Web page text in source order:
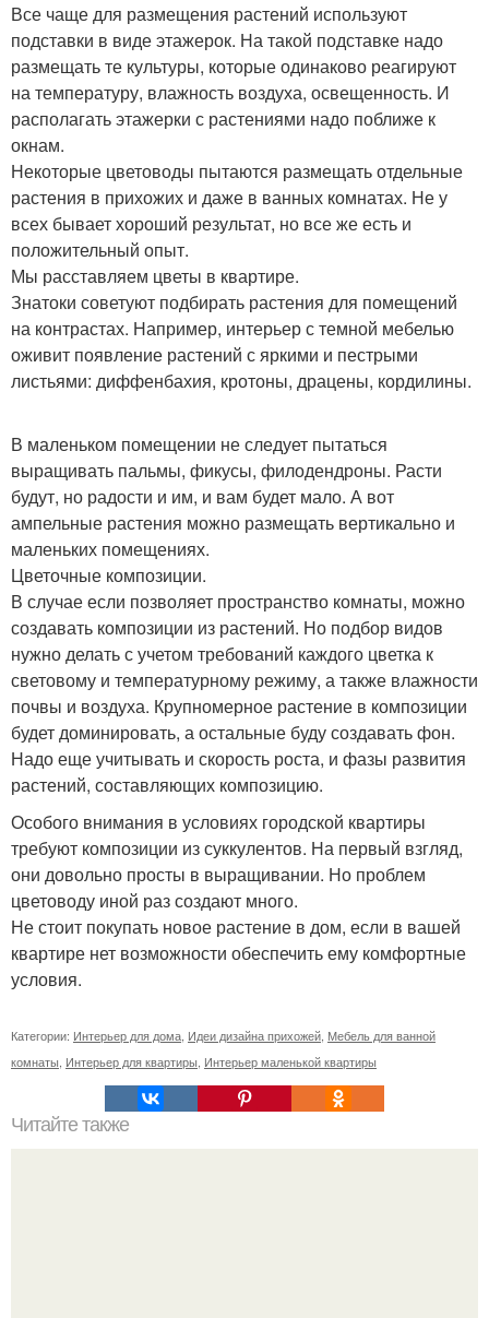
Все чаще для размещения растений используют
подставки в виде этажерок. На такой подставке надо
размещать те культуры, которые одинаково реагируют
на температуру, влажность воздуха, освещенность. И
располагать этажерки с растениями надо поближе к
окнам.
Некоторые цветоводы пытаются размещать отдельные
растения в прихожих и даже в ванных комнатах. Не у
всех бывает хороший результат, но все же есть и
положительный опыт.
Мы расставляем цветы в квартире.
Знатоки советуют подбирать растения для помещений
на контрастах. Например, интерьер с темной мебелью
оживит появление растений с яркими и пестрыми
листьями: диффенбахия, кротоны, драцены, кордилины.
В маленьком помещении не следует пытаться
выращивать пальмы, фикусы, филодендроны. Расти
будут, но радости и им, и вам будет мало. А вот
ампельные растения можно размещать вертикально и
маленьких помещениях.
Цветочные композиции.
В случае если позволяет пространство комнаты, можно
создавать композиции из растений. Но подбор видов
нужно делать с учетом требований каждого цветка к
световому и температурному режиму, а также влажности
почвы и воздуха. Крупномерное растение в композиции
будет доминировать, а остальные буду создавать фон.
Надо еще учитывать и скорость роста, и фазы развития
растений, составляющих композицию.
Особого внимания в условиях городской квартиры
требуют композиции из суккулентов. На первый взгляд,
они довольно просты в выращивании. Но проблем
цветоводу иной раз создают много.
Не стоит покупать новое растение в дом, если в вашей
квартире нет возможности обеспечить ему комфортные
условия.
Категории: Интерьер для дома, Идеи дизайна прихожей, Мебель для ванной
комнаты, Интерьер для квартиры, Интерьер маленькой квартиры
Читайте также